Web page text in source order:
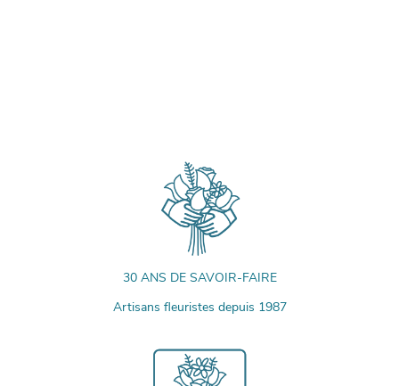
30 ANS DE SAVOIR-FAIRE
Artisans fleuristes depuis 1987